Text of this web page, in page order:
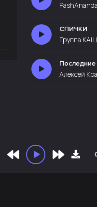
СПИЧКИ
Группа
Последние
Алексей